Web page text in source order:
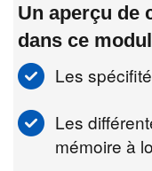
Un aperçu de
dans ce
Les
Les
mémoire à